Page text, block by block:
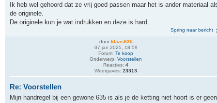
Ik heb wel gehoord dat ze vrij goed passen maar het is ander materiaal
de originele.
De originele kun je wat indrukken en deze is hard..
Spring naar bericht
door klaas635
07 jan 2025, 18:59
Forum: Te koop
Onderwerp: Voorstellen
Reacties: 4
Weergaves: 23313
Re: Voorstellen
Mijn handregel bij een gewone 635 is als je de ketting niet hoort is er geen